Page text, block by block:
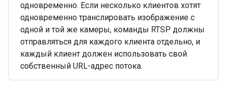
одновременно. Если несколько клиентов хотят
одновременно транслировать изображение с
одной и той же камеры, команды RTSP должны
отправляться для каждого клиента отдельно, и
каждый клиент должен использовать свой
собственный URL-адрес потока.